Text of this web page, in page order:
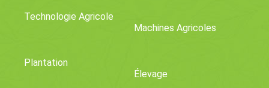
Technologie Agricole
Machines Agricoles
Plantation
Élevage